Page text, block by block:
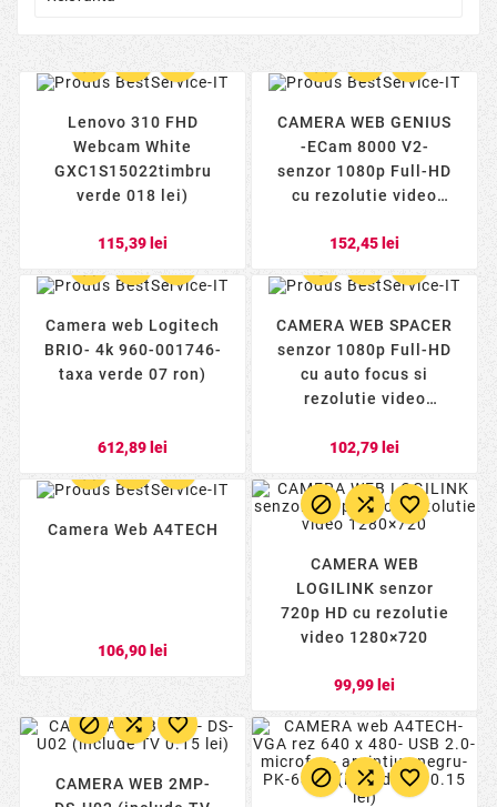
Lenovo 310 FHD
Webcam White
GXC1S15022timbru
verde 018 lei)
115,39 lei
CAMERA WEB GENIUS
-ECam 8000 V2-
senzor 1080p Full-HD
cu rezolutie video
Black 32200001408
152,45 lei
Camera web Logitech
BRIO- 4k 960-001746-
taxa verde 07 ron)
612,89 lei
CAMERA WEB SPACER
senzor 1080p Full-HD
cu auto focus si
rezolutie video
SPW-CAM-01timbru
102,79 lei
Camera Web A4TECH
106,90 lei
  
CAMERA WEB
LOGILINK senzor
720p HD cu rezolutie
video 1280×720
99,99 lei
  
CAMERA WEB 2MP-
  